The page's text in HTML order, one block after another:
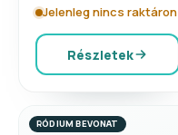
Jelenleg nincs raktáron
Részletek
RÓDIUM BEVONAT